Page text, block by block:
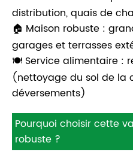
distribution, quais de
🏠 Maison robuste :
garages et terrasses
🍽️ Service alimentaire :
(nettoyage du sol de la
déversements)
Pourquoi choisir cette
robuste ?